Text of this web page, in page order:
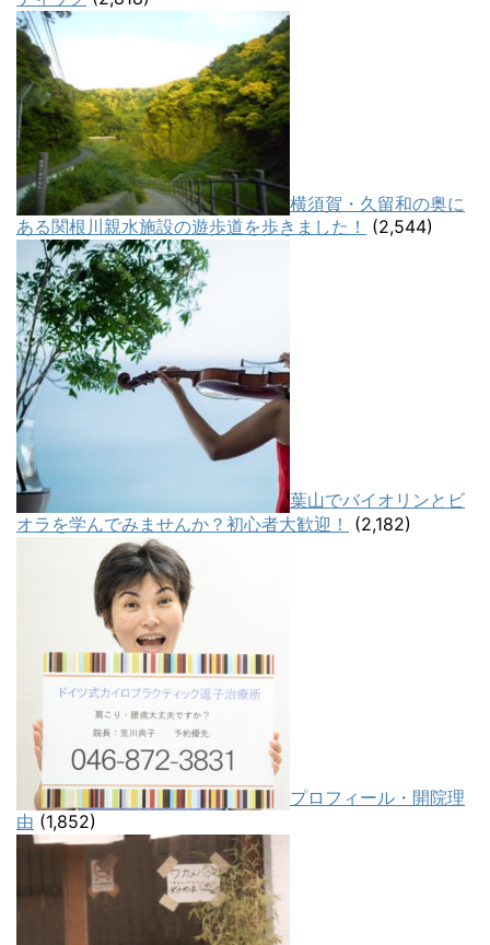
横須賀・久留和の奥に
ある関根川親水施設の遊歩道を歩きました！
(2,544)
葉山でバイオリンとビ
オラを学んでみませんか？初心者大歓迎！
(2,182)
プロフィール・開院理
由 (1,852)